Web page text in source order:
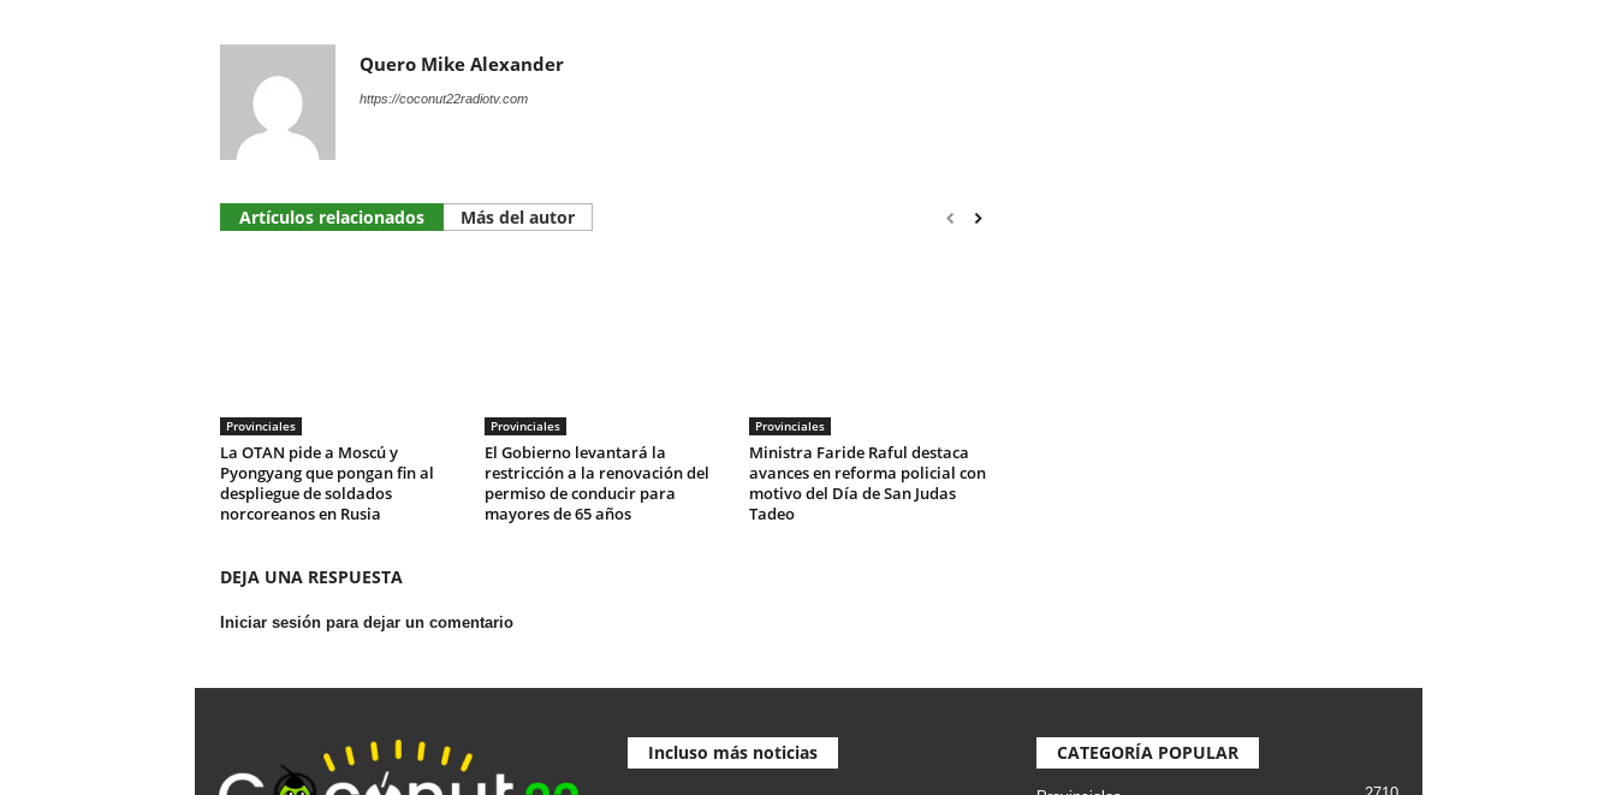
Quero Mike Alexander
https://coconut22radiotv.com
Artículos relacionados Más del autor
Provinciales
La OTAN pide a Moscú y
Pyongyang que pongan fin al
despliegue de soldados
norcoreanos en Rusia
Provinciales
El Gobierno levantará la
restricción a la renovación del
permiso de conducir para
mayores de 65 años
Provinciales
Ministra Faride Raful destaca
avances en reforma policial con
motivo del Día de San Judas
Tadeo
DEJA UNA RESPUESTA
Iniciar sesión para dejar un comentario
Incluso más noticias CATEGORÍA POPULAR